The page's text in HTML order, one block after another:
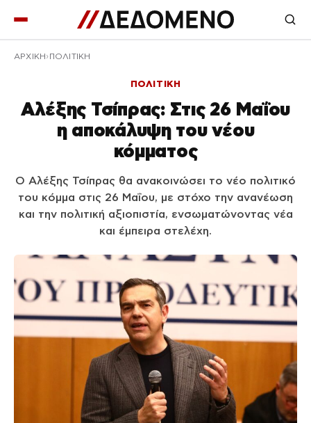
ΑΡΧΙΚΉ ΠΟΛΙΤΙΚΗ
ΠΟΛΙΤΙΚΗ
Αλέξης Τσίπρας: Στις 26 Μαΐου
η αποκάλυψη του νέου
κόμματος
Ο Αλέξης Τσίπρας θα ανακοινώσει το νέο πολιτικό
του κόμμα στις 26 Μαΐου, με στόχο την ανανέωση
και την πολιτική αξιοπιστία, ενσωματώνοντας νέα
και έμπειρα στελέχη.